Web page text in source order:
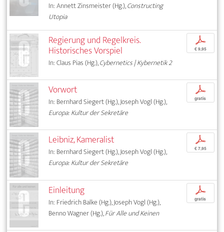
In: Annett Zinsmeister (Hg.),Constructing
Utopia
Regierung und Regelkreis.
Historisches Vorspiel
In: Claus Pias (Hg.),Cybernetics | Kybernetik 2
p
€ 9,95
Vorwort
In: Bernhard Siegert (Hg.), Joseph Vogl (Hg.),
Europa: Kultur der Sekretäre
p
gratis
Leibniz, Kameralist
In: Bernhard Siegert (Hg.), Joseph Vogl (Hg.),
Europa: Kultur der Sekretäre
p
€ 7,95
Einleitung
In: Friedrich Balke (Hg.), Joseph Vogl (Hg.),
Benno Wagner (Hg.),Für Alle und Keinen
p
gratis